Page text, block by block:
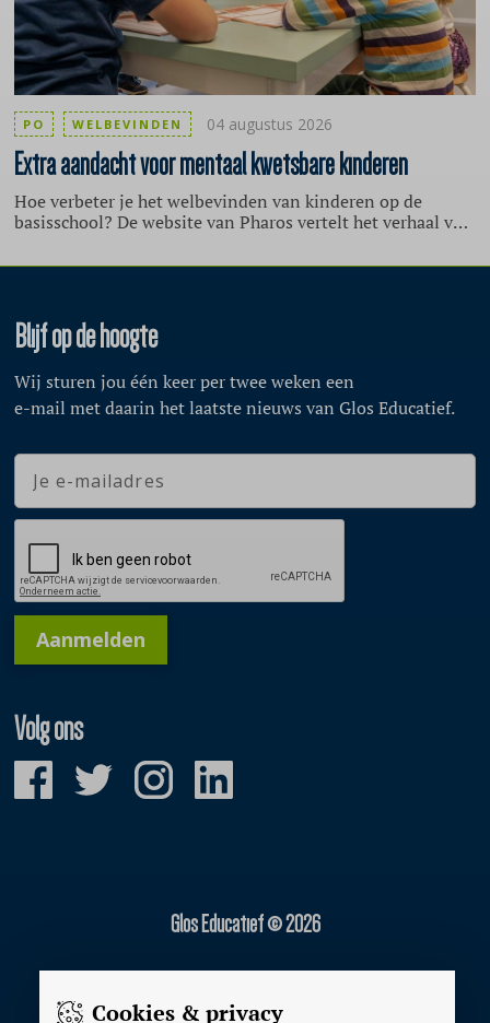
Cookies & privacy
Extraaandacht voor mentaal kwetsbare kinderen
Hoe verbeter je het welbevinden van kinderen op de
basisschool? De website van Pharos vertelt het verhaal van
het verbeteren van het welbevinden van haar leerlingen
gezondheid. Zij hebben bijvoorbeeld traumatische
ervaringen opgedaan door oorlog, armoede,
emotionele beschikbaarheid van ouders. Volgens de
schoolleiding zijn er in veel klassen slechts enkele
PO WELBEVINDEN 04 augustus 2026
Blijf op de hoogte
Wij sturen jou één keer per twee weken een
e-mail met daarin het laatste nieuws van Glos Educatief.
Aanmelden
Volg ons
Glos Educatief © 2026